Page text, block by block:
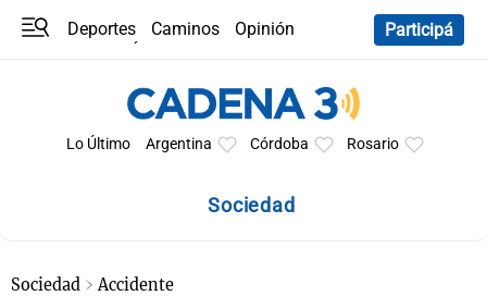
Deportes Caminos
Opinión
Participá
Lo Último Argentina Córdoba Rosario
Sociedad
Sociedad Accidente